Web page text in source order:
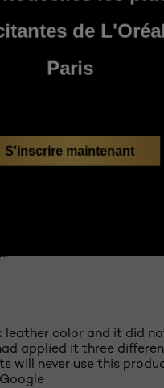
smell isn’t too
time my hair started
sur
:
sorry to hear about the
We would like to
it. Please give us a
M-F, 9-5, ET. It would be
the product box available
case #47578829 when
leather color and it did
applied it three
will never use this
de
Paris
S'inscrire maintenant